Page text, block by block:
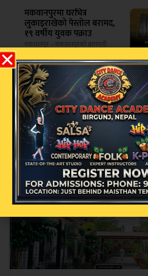
मकवानपुरमा घरभित्र
लुकाइराखेको पेस्तोल बरामद,
१९ वर्षीय युवक पक्राउ
मकवानपुर – मकवानपुरको बागमती
एक थान
सम्बन्धित खबर